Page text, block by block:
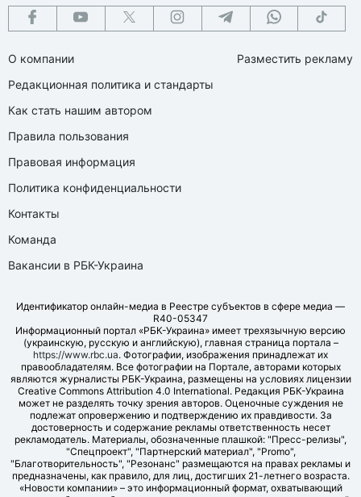
О компании
Редакционная политика и стандарты
Как стать нашим автором
Правила пользования
Правовая информация
Политика конфиденциальности
Контакты
Команда
Вакансии в РБК-Украина
Разместить рекламу
Идентификатор онлайн-медиа в Реестре субъектов в сфере медиа —
R40-05347
Информационный портал «РБК-Украина» имеет трехязычную версию
(украинскую, русскую и английскую), главная страница портала –
https://www.rbc.ua. Фотографии, изображения принадлежат их
правообладателям. Все фотографии на Портале, авторами которых
являются журналисты РБК-Украина, размещены на условиях лицензии
Creative Commons Attribution 4.0 International. Редакция РБК-Украина
может не разделять точку зрения авторов. Оценочные суждения не
подлежат опровержению и подтверждению их правдивости. За
достоверность и содержание рекламы ответственность несет
рекламодатель. Материалы, обозначенные плашкой: "Пресс-релизы",
"Спецпроект", "Партнерский материал", "Promo",
"Благотворительность", "Резонанс" размещаются на правах рекламы и
предназначены, как правило, для лиц, достигших 21-летнего возраста.
«Новости компании» – это информационный формат, охватывающий